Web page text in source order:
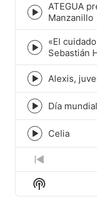
Episode
play
icon
ATEGUA
Manzanillo
Episode
play
icon
«El
Sebastián
Episode
play
icon
Alexis,
Episode
play
icon
Día
Episode
play
icon
Celia
Previous
Episode
Show
Podcast